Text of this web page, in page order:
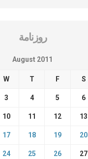
روزنامة
August 2011
W T F S
3 4 5 6
10 11 12 13
17 18 19 20
24 25 26 27